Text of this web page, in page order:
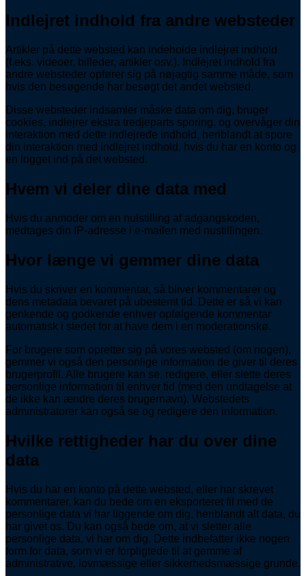
Indlejret indhold fra andre websteder
Artikler på dette websted kan indeholde indlejret indhold
(f.eks. videoer, billeder, artikler osv.). Indlejret indhold fra
andre websteder opfører sig på nøjagtig samme måde, som
hvis den besøgende har besøgt det andet websted.
Disse websteder indsamler måske data om dig, bruger
cookies, indlejrer ekstra tredjeparts sporing, og overvåger din
interaktion med dette indlejrede indhold, heriblandt at spore
din interaktion med indlejret indhold, hvis du har en konto og
en logget ind på det websted.
Hvem vi deler dine data med
Hvis du anmoder om en nulstilling af adgangskoden,
medtages din IP-adresse i e-mailen med nustillingen.
Hvor længe vi gemmer dine data
Hvis du skriver en kommentar, så bliver kommentarer og
dens metadata bevaret på ubestemt tid. Dette er så vi kan
genkende og godkende enhver opfølgende kommentar
automatisk i stedet for at have dem i en moderationskø.
For brugere som opretter sig på vores websted (om nogen),
gemmer vi også den personlige information de giver til deres
brugerprofil. Alle brugere kan se, redigere, eller slette deres
personlige information til enhver tid (med den undtagelse at
de ikke kan ændre deres brugernavn). Webstedets
administratorer kan også se og redigere den information.
Hvilke rettigheder har du over dine
data
Hvis du har en konto på dette websted, eller har skrevet
kommentarer, kan du bede om en eksporteret fil med de
personlige data vi har liggende om dig, heriblandt alt data, du
har givet os. Du kan også bede om, at vi sletter alle
personlige data, vi har om dig. Dette indbefatter ikke nogen
form for data, som vi er forpligtede til at gemme af
administrative, lovmæssige eller sikkerhedsmæssige grunde.